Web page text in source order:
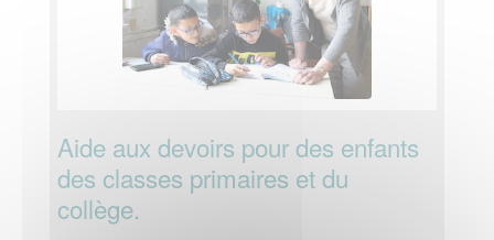
Aide aux devoirs pour des enfants
des classes primaires et du
collège.